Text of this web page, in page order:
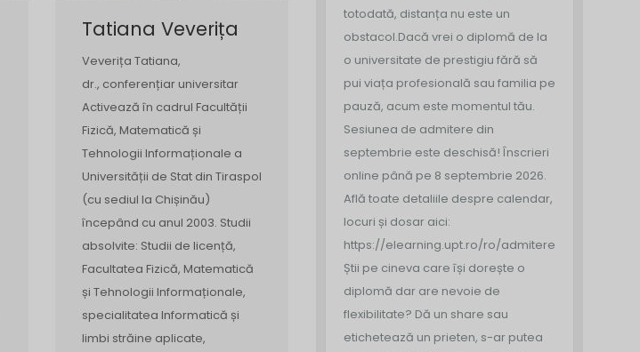
Tatiana Veverița
Veverița Tatiana,
dr., conferențiar universitar
Activează în cadrul Facultății
Fizică, Matematică și
Tehnologii Informaționale a
Universității de Stat din Tiraspol
(cu sediul la Chișinău)
începând cu anul 2003. Studii
absolvite: Studii de licență,
Facultatea Fizică, Matematică
și Tehnologii Informaționale,
specialitatea Informatică și
limbi străine aplicate,
totodată, distanța nu este un
obstacol.Dacă vrei o diplomă de la
o universitate de prestigiu fără să
pui viața profesională sau familia pe
pauză, acum este momentul tău.
Sesiunea de admitere din
septembrie este deschisă! Înscrieri
online până pe 8 septembrie 2026.
Află toate detaliile despre calendar,
locuri și dosar aici:
https://elearning.upt.ro/ro/admitere/
Știi pe cineva care își dorește o
diplomă dar are nevoie de
flexibilitate? Dă un share sau
etichetează un prieten, s-ar putea